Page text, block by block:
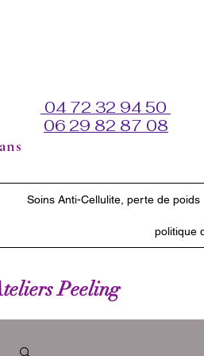
06 29 82 87 08
04 72 32 94 50
Soins Anti-Cellulite, perte de poids
politique
Peeling